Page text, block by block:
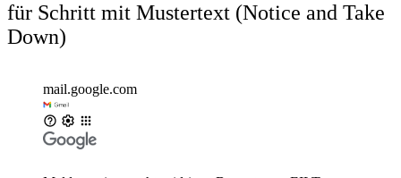
für Schritt mit Mustertext (Notice and Take
Down)
mail.google.com